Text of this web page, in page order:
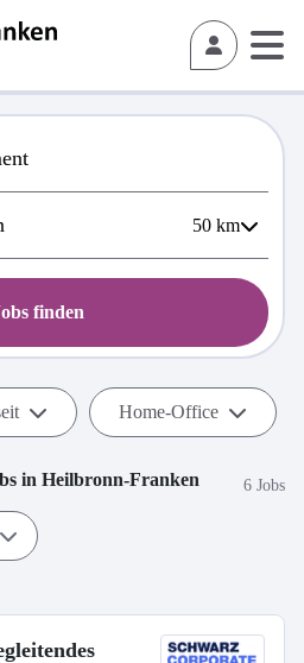
50 km
finden
Home-Office
in Heilbronn-Franken 6 Jobs